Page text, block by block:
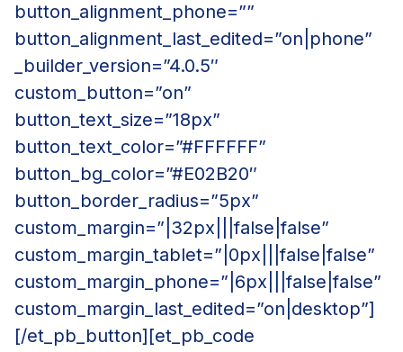
button_alignment_phone=””
button_alignment_last_edited=”on|phone”
_builder_version=”4.0.5″
custom_button=”on”
button_text_size=”18px”
button_text_color=”#FFFFFF”
button_bg_color=”#E02B20″
button_border_radius=”5px”
custom_margin=”|32px|||false|false”
custom_margin_tablet=”|0px|||false|false”
custom_margin_phone=”|6px|||false|false”
custom_margin_last_edited=”on|desktop”]
[/et_pb_button][et_pb_code